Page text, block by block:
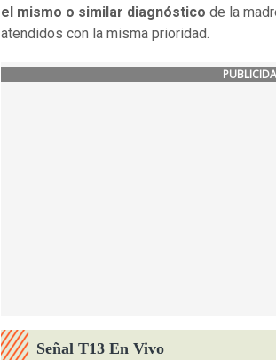
el mismo o similar diagnóstico de la
atendidos con la misma prioridad.
Señal T13 En Vivo